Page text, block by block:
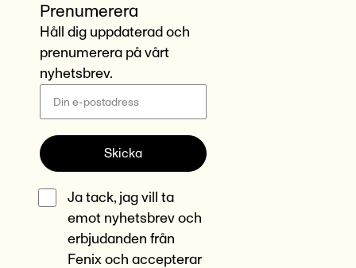
Prenumerera
Håll dig uppdaterad och
prenumerera på vårt
nyhetsbrev.
Skicka
Ja tack, jag vill ta
emot nyhetsbrev och
erbjudanden från
Fenix och accepterar